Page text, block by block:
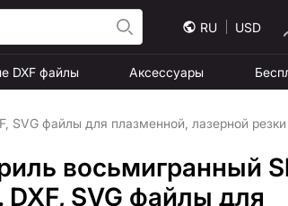
RU USD
DXF файлы Аксессуары
SVG файлы для плазменной, лазерной резки
восьмигранный
SVG файлы для